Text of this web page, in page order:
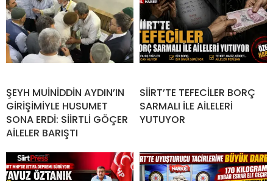
ŞEYH MUİNİDDİN AYDIN’IN
GİRİŞİMİYLE HUSUMET
SONA ERDİ: SİİRTLİ GÖÇER
AİLELER BARIŞTI
SİİRT’TE TEFECİLER BORÇ
SARMALI İLE AİLELERİ
YUTUYOR